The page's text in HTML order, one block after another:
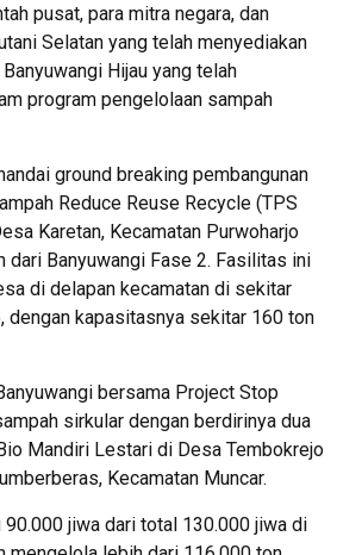
pusat, para mitra negara, dan
Selatan yang telah menyediakan
Hijau yang telah
program pengelolaan sampah
ground breaking pembangunan
Reduce Reuse Recycle (TPS
Karetan, Kecamatan Purwoharjo
dari Banyuwangi Fase 2. Fasilitas ini
di delapan kecamatan di sekitar
dengan kapasitasnya sekitar 160 ton
bersama Project Stop
sirkular dengan berdirinya dua
Mandiri Lestari di Desa Tembokrejo
Kecamatan Muncar.
90.000 jiwa dari total 130.000 jiwa di